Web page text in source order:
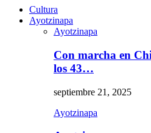
Cultura
Ayotzinapa
Ayotzinapa
Con marcha en
los 43…
septiembre 21, 2025
Ayotzinapa